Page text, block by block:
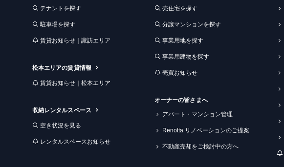
テナントを探す
駐車場を探す
賃貸お知らせ｜諏訪エリア
松本エリアの賃貸情報
賃貸お知らせ｜松本エリア
収納レンタルスペース
空き状況を見る
レンタルスペースお知らせ
売住宅を探す
分譲マンションを探す
事業用地を探す
事業用建物を探す
売買お知らせ
オーナーの皆さまへ
アパート・マンション管理
Renotta リノベーションのご提案
不動産売却をご検討中の方へ